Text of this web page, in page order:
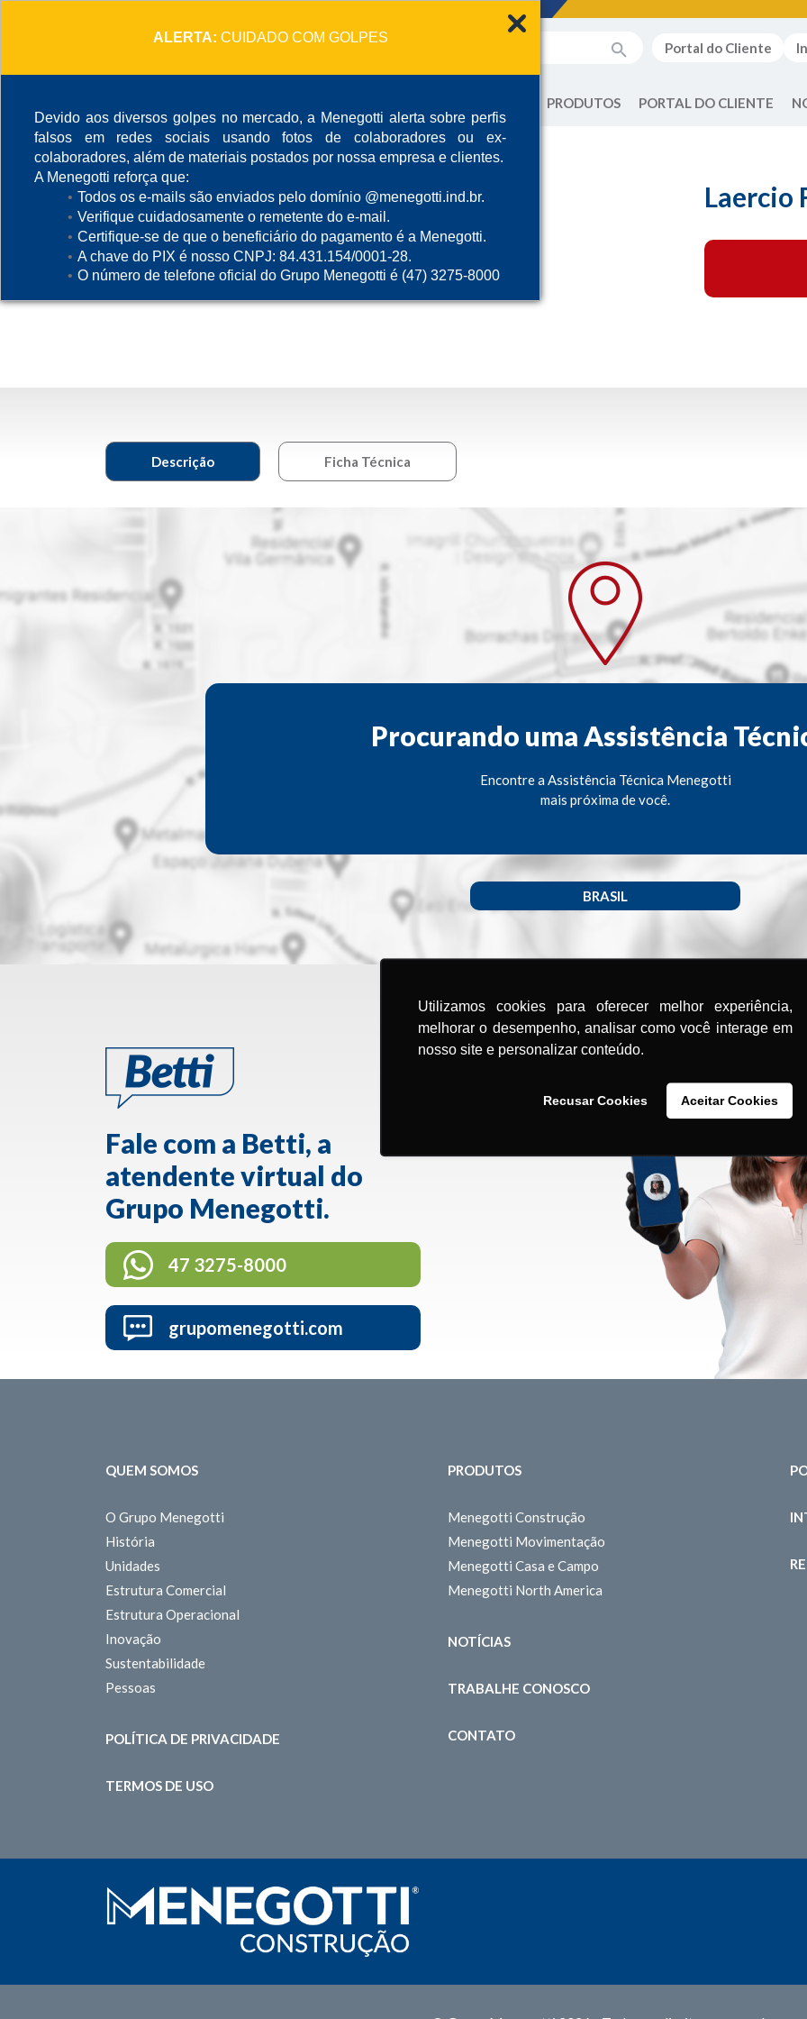
ALERTA: CUIDADO COM GOLPES
Devido aos diversos golpes no mercado, a Menegotti alerta sobre perfis
falsos em redes sociais usando fotos de colaboradores ou ex-
colaboradores, além de materiais postados por nossa empresa e clientes.
A Menegotti reforça que:
Todos os e-mails são enviados pelo domínio @menegotti.ind.br.
Verifique cuidadosamente o remetente do e-mail.
Certifique-se de que o beneficiário do pagamento é a Menegotti.
A chave do PIX é nosso CNPJ: 84.431.154/0001-28.
O número de telefone oficial do Grupo Menegotti é (47) 3275-8000
Utilizamos cookies para oferecer melhor experiência,
melhorar o desempenho, analisar como você interage em
nosso site e personalizar conteúdo.
Recusar Cookies Aceitar Cookies
Portal do Cliente
PRODUTOS PORTAL DO CLIENTE
Laercio
Descrição Ficha Técnica
Procurando uma Assistência
Encontre a Assistência Técnica Menegotti
mais próxima de você.
BRASIL
Fale com a Betti, a
atendente virtual do
Grupo Menegotti.
47 3275-8000
grupomenegotti.com
QUEM SOMOS
O Grupo Menegotti
História
Unidades
Estrutura Comercial
Estrutura Operacional
Inovação
Sustentabilidade
Pessoas
POLÍTICA DE PRIVACIDADE
TERMOS DE USO
PRODUTOS
Menegotti Construção
Menegotti Movimentação
Menegotti Casa e Campo
Menegotti North America
NOTÍCIAS
TRABALHE CONOSCO
CONTATO